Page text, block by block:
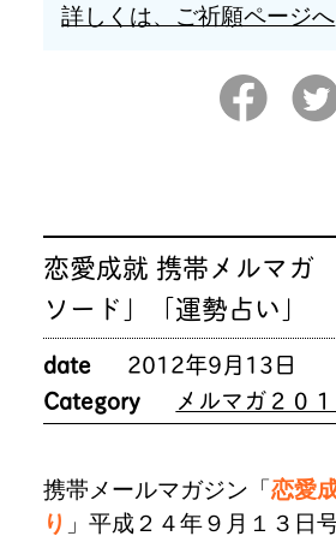
詳しくは、ご祈願ページへ
恋愛成就 携帯メルマガ
ソード」「運勢占い」
date
2012年9月13日
Category
メルマガ２０
携帯メールマガジン「恋愛
り 」平成２４年９月１３